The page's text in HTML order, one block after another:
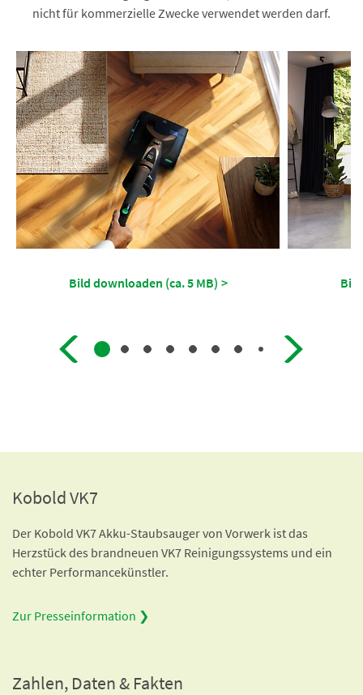
nicht für kommerzielle Zwecke verwendet werden darf.
Bild downloaden (ca. 5 MB) >
Kobold VK7
Der Kobold VK7 Akku-Staubsauger von Vorwerk ist das
Herzstück des brandneuen VK7 Reinigungssystems und ein
echter Performancekünstler.
Zur Presseinformation ❯
Zahlen, Daten & Fakten